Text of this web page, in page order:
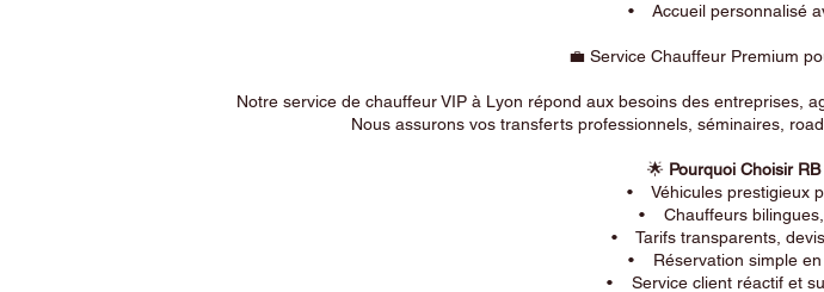
• Accueil personnalisé
💼 Service Chauffeur Premium
Notre service de chauffeur VIP à Lyon répond aux besoins des entreprises,
Nous assurons vos transferts professionnels, séminaires,
🌟 Pourquoi Choisir
• Véhicules prestigieux
• Chauffeurs bilingues,
• Tarifs transparents,
• Réservation simple en
• Service client réactif et